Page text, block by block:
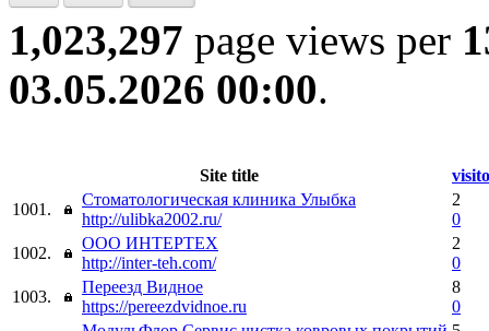
1,023,297 page views per
03.05.2026 00:00.
Site title
1001.
Стоматологическая клиника Улыбка
http://ulibka2002.ru/
2
0
1002.
ООО ИНТЕРТЕХ
http://inter-teh.com/
2
0
1003.
Переезд Видное
https://pereezdvidnoe.ru
8
0